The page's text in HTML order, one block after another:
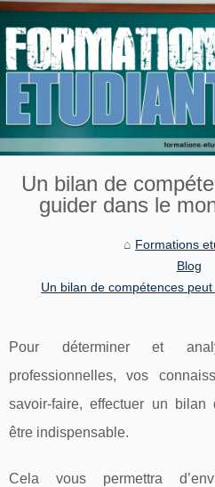
Un bilan de
guider dans le
Formations
Blog
Un bilan de compétences peut
Pour déterminer et
professionnelles, vos
savoir-faire, effectuer un bilan
être indispensable.
Cela vous permettra